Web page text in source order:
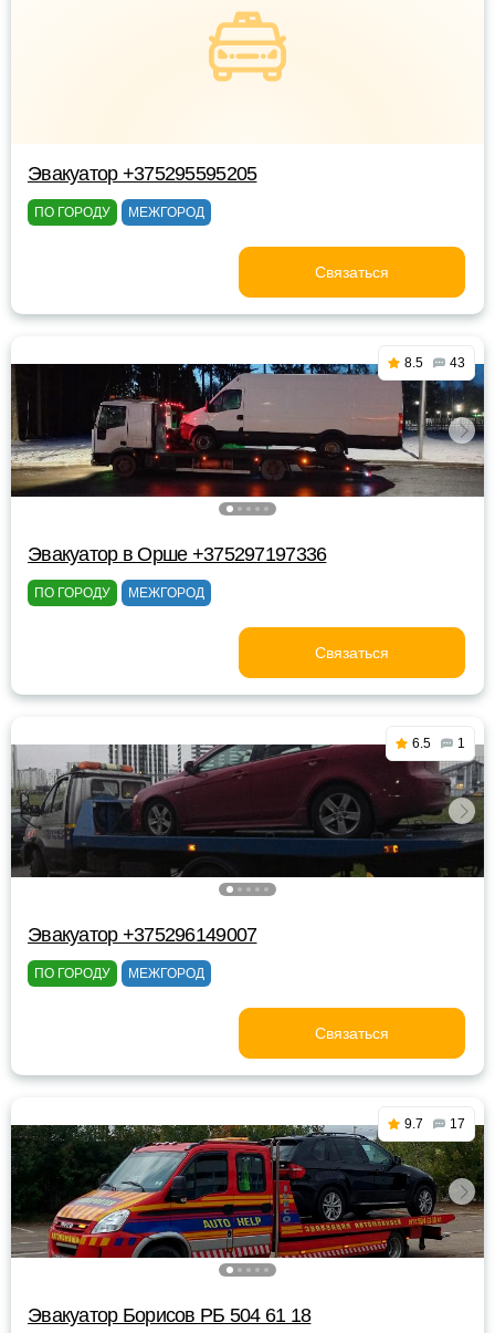
Эвакуатор +375295595205
ПО ГОРОДУ МЕЖГОРОД
Связаться
8.5 43
Эвакуатор в Орше +375297197336
ПО ГОРОДУ МЕЖГОРОД
Связаться
6.5 1
Эвакуатор +375296149007
ПО ГОРОДУ МЕЖГОРОД
Связаться
9.7 17
Эвакуатор Борисов РБ 504 61 18